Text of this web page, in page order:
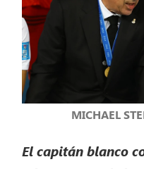
MICHAEL
El capitán blanco